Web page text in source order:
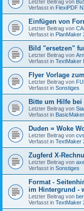
Letzter Beitrag von
Verfasst in FlexiPDF
Einfügen von
Letzter Beitrag von
Verfasst in PlanMaker
Bild "ersetzen"
Letzter Beitrag von
Verfasst in TextMaker
Flyer Vorlage
Letzter Beitrag von
Verfasst in Sonstiges
Bitte um Hilfe
Letzter Beitrag von
Verfasst in
Duden = Woke
Letzter Beitrag von
Verfasst in TextMaker
Zugferd X-
Letzter Beitrag von
Verfasst in Sonstiges
Format -
im Hintergrund -
Letzter Beitrag von
Verfasst in TextMaker